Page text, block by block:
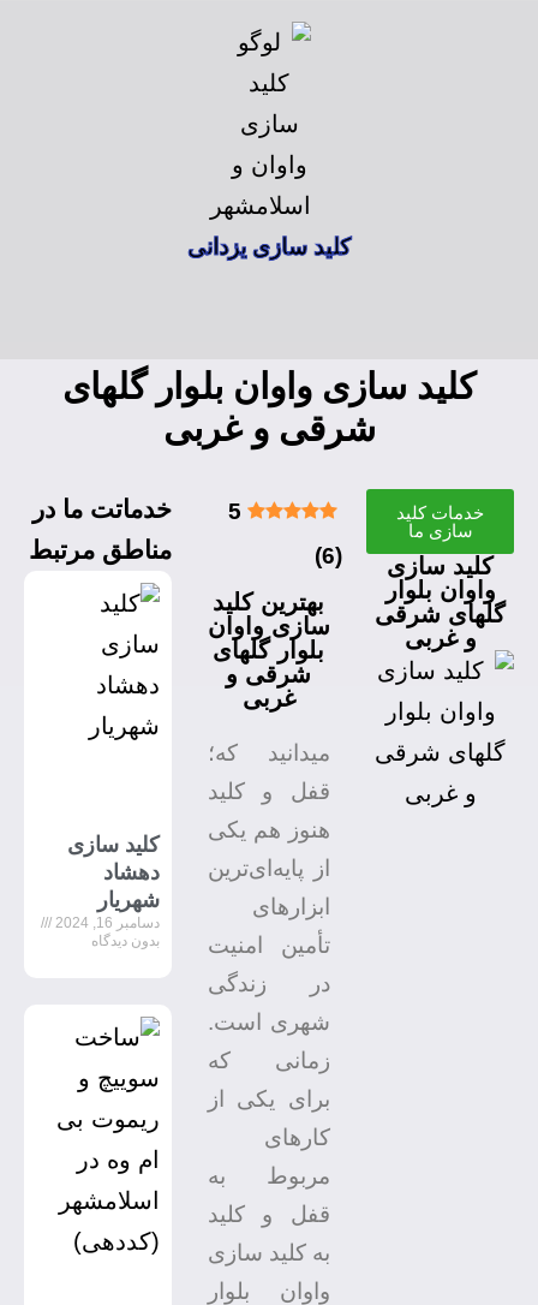
کلید سازی یزدانی
کلید سازی واوان بلوار گلهای
شرقی و غربی
خدمات کلید
سازی ما
کلید سازی
واوان بلوار
گلهای شرقی
و غربی
5
(
بهترین کلید
سازی واوان
بلوار گلهای
شرقی و
غربی
میدانید که؛
قفل و کلید
هنوز هم یکی
از پایه‌ای‌ترین
ابزارهای
تأمین امنیت
در زندگی
شهری است.
زمانی که
برای یکی از
کارهای
مربوط به
قفل و کلید
به کلید سازی
واوان بلوار
خدماتت ما در
مناطق مرتبط
کلید سازی
دهشاد
شهریار
دسامبر 16, 2024
بدون دیدگاه